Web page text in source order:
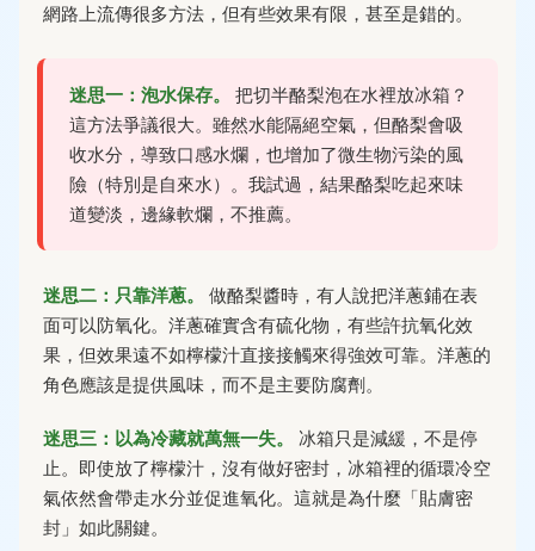
網路上流傳很多方法，但有些效果有限，甚至是錯的。
迷思一：泡水保存。
把切半酪梨泡在水裡放冰箱？
這方法爭議很大。雖然水能隔絕空氣，但酪梨會吸
收水分，導致口感水爛，也增加了微生物污染的風
險（特別是自來水）。我試過，結果酪梨吃起來味
道變淡，邊緣軟爛，不推薦。
迷思二：只靠洋蔥。
做酪梨醬時，有人說把洋蔥鋪在表
面可以防氧化。洋蔥確實含有硫化物，有些許抗氧化效
果，但效果遠不如檸檬汁直接接觸來得強效可靠。洋蔥的
角色應該是提供風味，而不是主要防腐劑。
迷思三：以為冷藏就萬無一失。
冰箱只是減緩，不是停
止。即使放了檸檬汁，沒有做好密封，冰箱裡的循環冷空
氣依然會帶走水分並促進氧化。這就是為什麼「貼膚密
封」如此關鍵。